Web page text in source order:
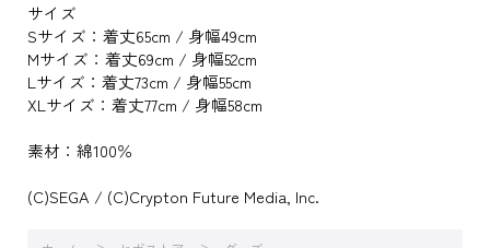
サイズ
Sサイズ：着丈65cm / 身幅49cm
Mサイズ：着丈69cm / 身幅52cm
Lサイズ：着丈73cm / 身幅55cm
XLサイズ：着丈77cm / 身幅58cm
素材：綿100％
(C)SEGA / (C)Crypton Future Media, lnc.